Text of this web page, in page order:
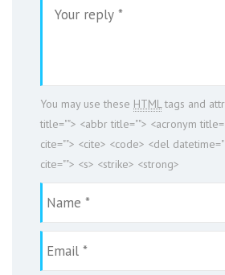
You may use these HTMLtags and
title=""> <abbr title=""> <acronym
cite=""> <cite> <code> <del
cite=""> <s> <strike> <strong>